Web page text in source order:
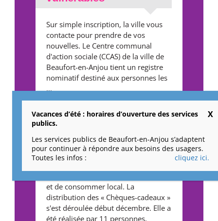
Sur simple inscription, la ville vous
contacte pour prendre de vos
nouvelles. Le Centre communal
d'action sociale (CCAS) de la ville de
Beaufort-en-Anjou tient un registre
nominatif destiné aux personnes les
...
L’opération Chèque-
cadeau revient pour
nos aînés
et de consommer local. La
distribution des « Chèques-cadeaux »
s'est déroulée début décembre. Elle a
été réalisée par 11 personnes,
Vacances d’été : horaires d’ouverture des services
publics.
Les services publics de Beaufort-en-Anjou s’adaptent
pour continuer à répondre aux besoins des usagers.
Toutes les infos :
cliquez ici.